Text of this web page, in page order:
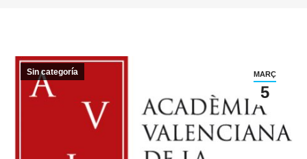
MARÇ
5
Sin categoría